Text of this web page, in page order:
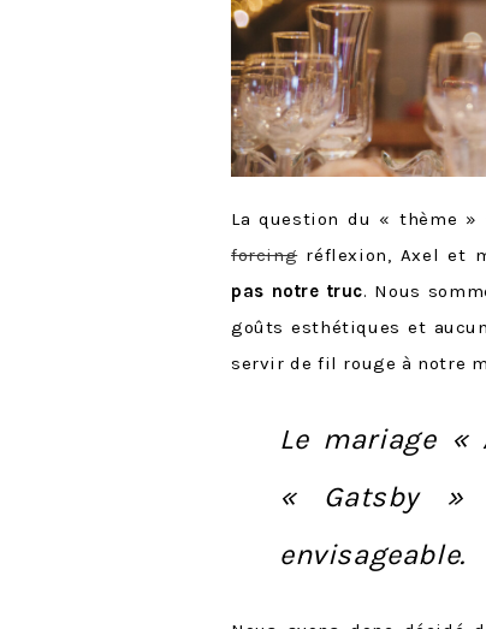
La question du « thème »
forcingréflexion, Axel et
pas notre truc. Nous
goûts esthétiques et
servir de fil rouge à notre
Le mariage «
« Gatsby »
envisageable.